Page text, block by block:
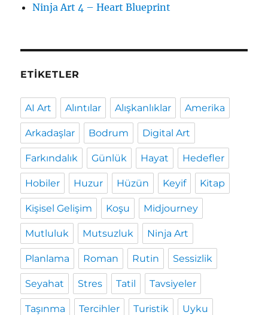
Ninja Art 4 – Heart Blueprint
ETIKETLER
AI Art Alıntılar Alışkanlıklar Amerika
Arkadaşlar Bodrum Digital Art
Farkındalık Günlük Hayat Hedefler
Hobiler Huzur Hüzün Keyif Kitap
Kişisel Gelişim Koşu Midjourney
Mutluluk Mutsuzluk Ninja Art
Planlama Roman Rutin Sessizlik
Seyahat Stres Tatil Tavsiyeler
Taşınma Tercihler Turistik Uyku